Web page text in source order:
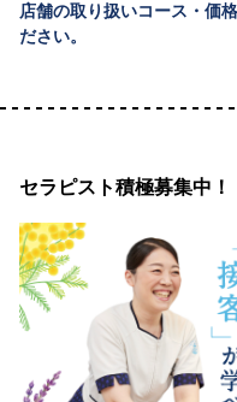
店舗の取り扱いコース・価
ださい。
セラピスト積極募集中！